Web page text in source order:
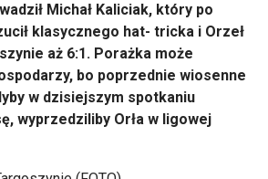
Michał Kaliciak, który po
klasycznego hat- tricka i Orzeł
aż 6:1. Porażka może
bo poprzednie wiosenne
w dzisiejszym spotkaniu
wyprzedziliby Orła w ligowej